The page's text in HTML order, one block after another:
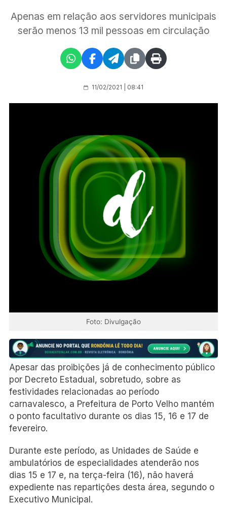
Apenas em relação aos servidores municipais
serão menos 13 mil pessoas em circulação
11/02/2021 | 08:41
Foto: Divulgação
Apesar das proibições já de conhecimento público
por Decreto Estadual, sobretudo, sobre as
festividades relacionadas ao período
carnavalesco, a Prefeitura de Porto Velho mantém
o ponto facultativo durante os dias 15, 16 e 17 de
fevereiro.
Durante este período, as Unidades de Saúde e
ambulatórios de especialidades atenderão nos
dias 15 e 17 e, na terça-feira (16), não haverá
expediente nas repartições desta área, segundo o
Executivo Municipal.